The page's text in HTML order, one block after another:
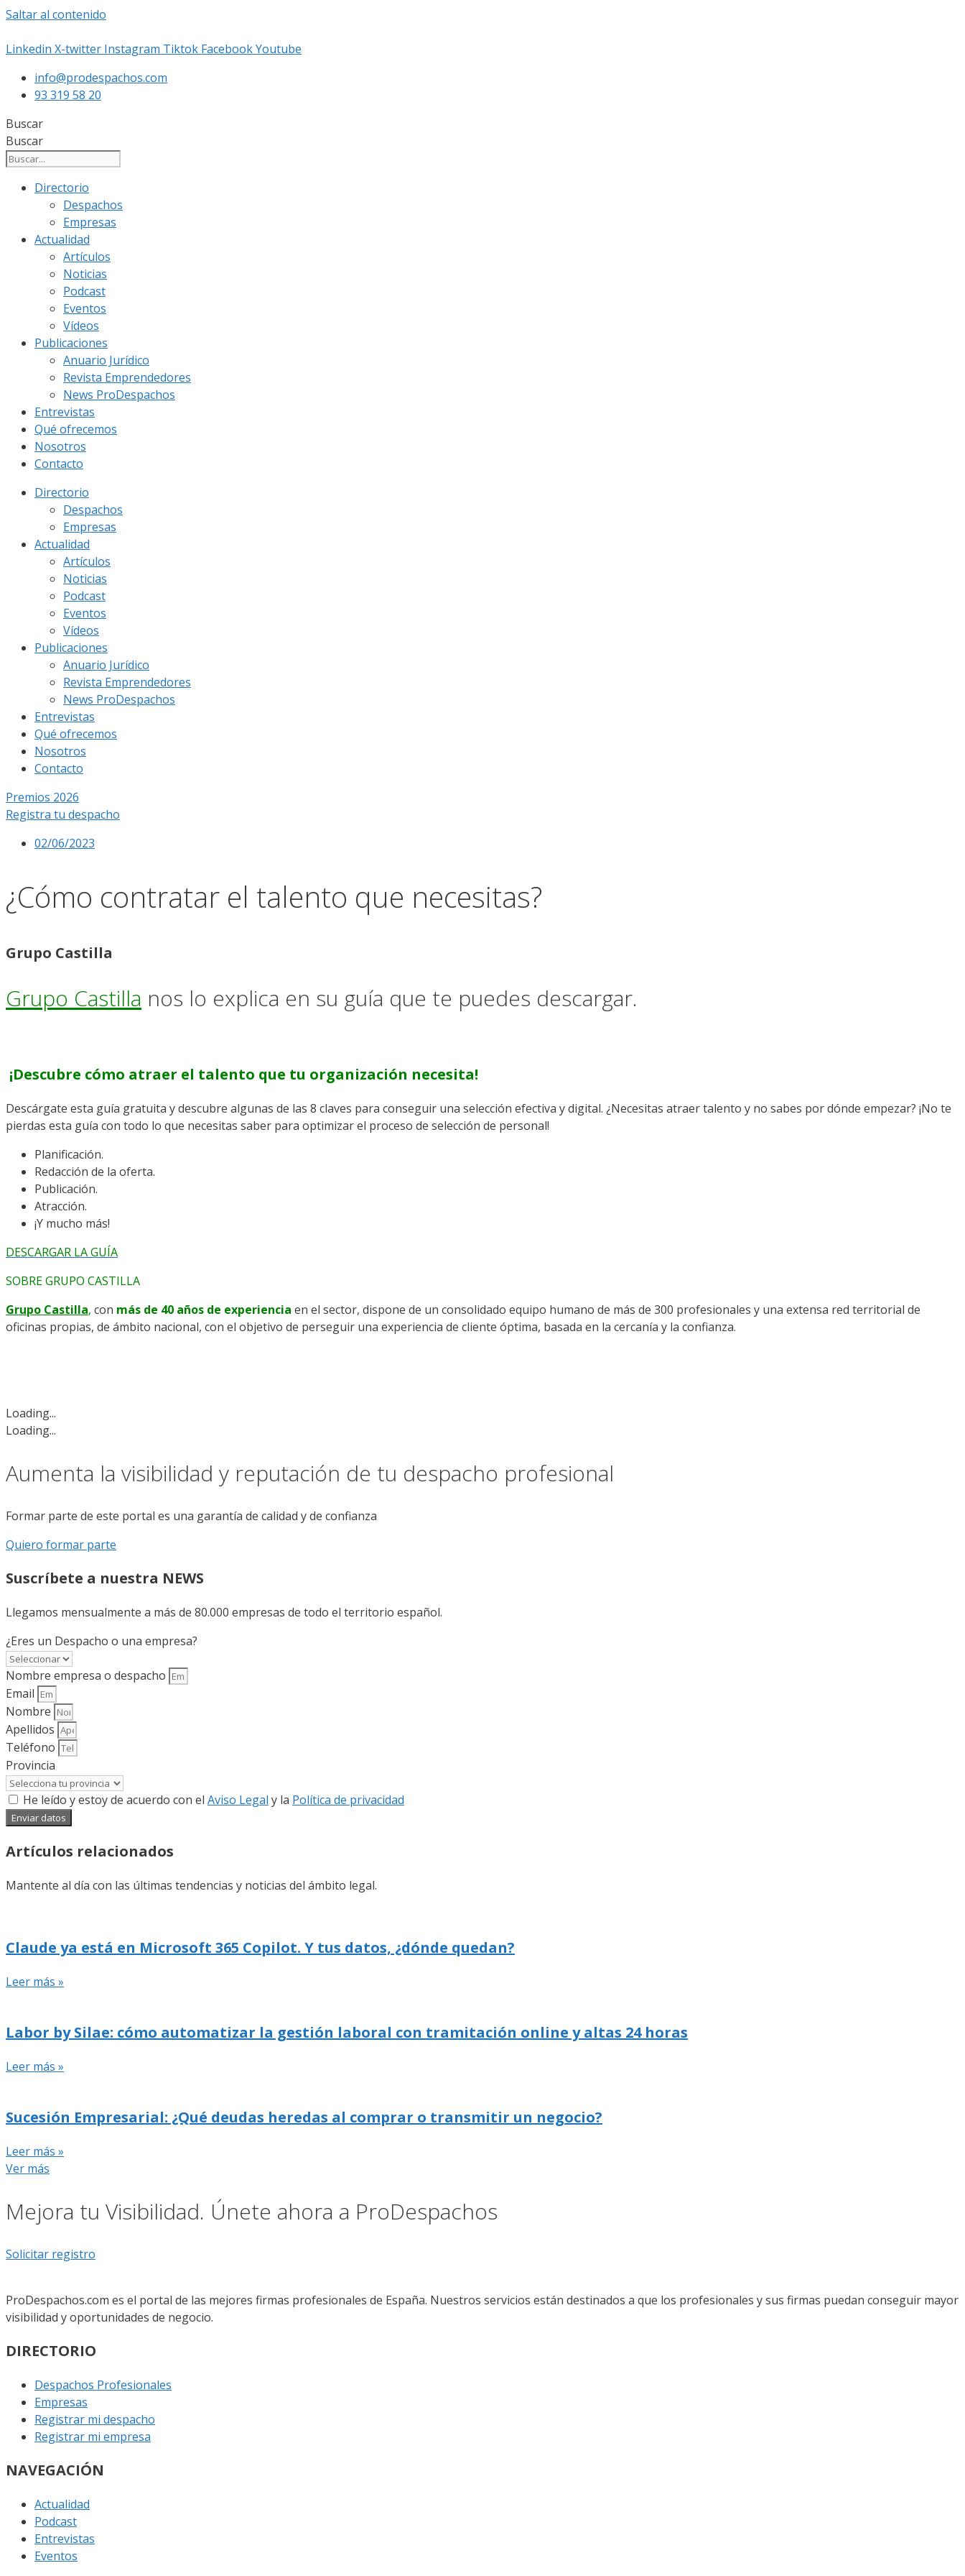
Saltar al contenido
Linkedin X-twitter Instagram Tiktok FacebookYoutube
info@prodespachos.com
93 319 58 20
Buscar
Buscar
Directorio
Despachos
Empresas
Actualidad
Artículos
Noticias
Podcast
Eventos
Vídeos
Publicaciones
Anuario Jurídico
Revista Emprendedores
News ProDespachos
Entrevistas
Qué ofrecemos
Nosotros
Contacto
Directorio
Despachos
Empresas
Actualidad
Artículos
Noticias
Podcast
Eventos
Vídeos
Publicaciones
Anuario Jurídico
Revista Emprendedores
News ProDespachos
Entrevistas
Qué ofrecemos
Nosotros
Contacto
Premios 2026
Registra tu despacho
02/06/2023
¿Cómo contratar el talento que necesitas?
Grupo Castilla
Grupo Castilla nos lo explica en su guía que te puedes descargar.
¡Descubre cómo atraer el talento que tu organización necesita!
Descárgate esta guía gratuita y descubre algunas de las 8 claves para conseguir una selección efectiva y digital. ¿Necesitas atraer talento y no sabes por dónde empezar? ¡No te
pierdas esta guía con todo lo que necesitas saber para optimizar el proceso de selección de personal!
Planificación.
Redacción de la oferta.
Publicación.
Atracción.
¡Y mucho más!
DESCARGAR LA GUÍA
SOBRE GRUPO CASTILLA
Grupo Castilla, con más de 40 años de experiencia en el sector, dispone de un consolidado equipo humano de más de 300 profesionales y una extensa red territorial de
oficinas propias, de ámbito nacional, con el objetivo de perseguir una experiencia de cliente óptima, basada en la cercanía y la confianza.
Loading...
Loading...
Aumenta la visibilidad y reputación de tu despacho profesional
Formar parte de este portal es una garantía de calidad y de confianza
Quiero formar parte
Suscríbete a nuestra NEWS
Llegamos mensualmente a más de 80.000 empresas de todo el territorio español.
¿Eres un Despacho o una empresa?
Nombre empresa o despacho
Email
Nombre
Apellidos
Teléfono
Provincia
He leído y estoy de acuerdo con el Aviso Legal y la Política de privacidad
Enviar datos
Artículos relacionados
Mantente al día con las últimas tendencias y noticias del ámbito legal.
Claude ya está en Microsoft 365 Copilot. Y tus datos, ¿dónde quedan?
Leer más »
Labor by Silae: cómo automatizar la gestión laboral con tramitación online y altas 24 horas
Leer más »
Sucesión Empresarial: ¿Qué deudas heredas al comprar o transmitir un negocio?
Leer más »
Ver más
Mejora tu Visibilidad. Únete ahora a ProDespachos
Solicitar registro
ProDespachos.com es el portal de las mejores firmas profesionales de España. Nuestros servicios están destinados a que los profesionales y sus firmas puedan conseguir mayor
visibilidad y oportunidades de negocio.
DIRECTORIO
Despachos Profesionales
Empresas
Registrar mi despacho
Registrar mi empresa
NAVEGACIÓN
Actualidad
Podcast
Entrevistas
Eventos